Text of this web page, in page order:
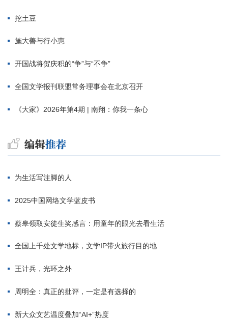
挖土豆
施大善与行小惠
开国战将贺庆积的“争”与“不争”
全国文学报刊联盟常务理事会在北京召开
《大家》2026年第4期 | 南翔：你我一条心
为生活写注脚的人
2025中国网络文学蓝皮书
蔡皋领取安徒生奖感言：用童年的眼光去看生活
全国上千处文学地标，文学IP带火旅行目的地
王计兵，光环之外
周明全：真正的批评，一定是有选择的
新大众文艺温度叠加“AI+”热度